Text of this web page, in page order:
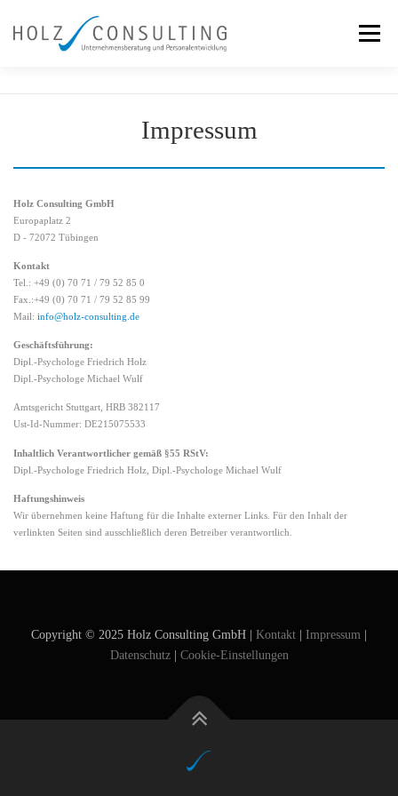
Inhalt
springen
Menü
Kontakt Referenzen
Impressum
Holz Consulting GmbH
Europaplatz 2
D - 72072 Tübingen
Kontakt
Tel.: +49 (0) 70 71 / 79 52 85 0
Fax.:+49 (0) 70 71 / 79 52 85 99
Mail: info@holz-consulting.de
Geschäftsführung:
Dipl.-Psychologe Friedrich Holz
Dipl.-Psychologe Michael Wulf
Amtsgericht Stuttgart, HRB 382117
Ust-Id-Nummer: DE215075533
Inhaltlich Verantwortlicher gemäß §55 RStV:
Dipl.-Psychologe Friedrich Holz, Dipl.-Psychologe Michael Wulf
Haftungshinweis
Wir übernehmen keine Haftung für die Inhalte externer Links. Für den Inhalt der
verlinkten Seiten sind ausschließlich deren Betreiber verantwortlich.
Copyright © 2025 Holz Consulting GmbH | Kontakt Impressum
Datenschutz| Cookie-Einstellungen